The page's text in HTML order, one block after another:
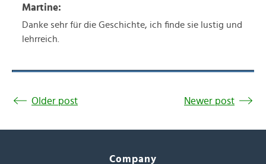
Martine:
Danke sehr für die Geschichte, ich finde sie lustig und
lehrreich.
Older post Newer post
Company